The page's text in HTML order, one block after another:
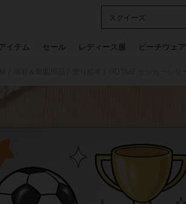
スクイーズ
イテム セール レディース服 ビーチウェア